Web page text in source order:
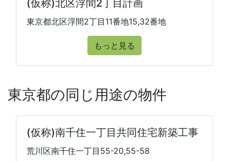
(仮称)北区浮間2丁目計画
東京都北区浮間2丁目11番地15,32番地
もっと見る
東京都の同じ用途の物件
(仮称)南千住一丁目共同住宅新築工事
荒川区南千住一丁目55-20,55-58